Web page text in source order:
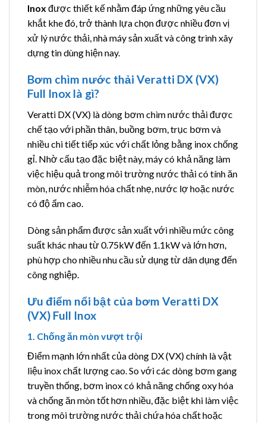
Inox được thiết kế nhằm đáp ứng những yêu cầu
khắt khe đó, trở thành lựa chọn được nhiều đơn vị
xử lý nước thải, nhà máy sản xuất và công trình xây
dựng tin dùng hiện nay.
Bơm chìm nước thải Veratti DX (VX)
Full Inox là gì?
Veratti DX (VX) là dòng bơm chìm nước thải được
chế tạo với phần thân, buồng bơm, trục bơm và
nhiều chi tiết tiếp xúc với chất lỏng bằng inox chống
gỉ. Nhờ cấu tạo đặc biệt này, máy có khả năng làm
việc hiệu quả trong môi trường nước thải có tính ăn
mòn, nước nhiễm hóa chất nhẹ, nước lợ hoặc nước
có độ ẩm cao.
Dòng sản phẩm được sản xuất với nhiều mức công
suất khác nhau từ 0.75kW đến 1.1kW và lớn hơn,
phù hợp cho nhiều nhu cầu sử dụng từ dân dụng đến
công nghiệp.
Ưu điểm nổi bật của bơm Veratti DX
(VX) Full Inox
1. Chống ăn mòn vượt trội
Điểm mạnh lớn nhất của dòng DX (VX) chính là vật
liệu inox chất lượng cao. So với các dòng bơm gang
truyền thống, bơm inox có khả năng chống oxy hóa
và chống ăn mòn tốt hơn nhiều, đặc biệt khi làm việc
trong môi trường nước thải chứa hóa chất hoặc